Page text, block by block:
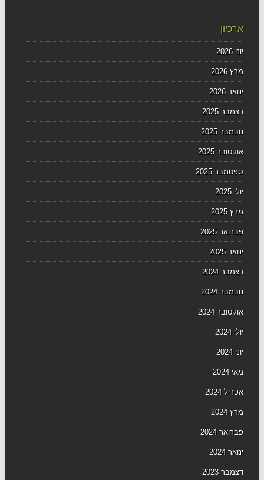
ארכיון
יוני 2026
מרץ 2026
ינואר 2026
דצמבר 2025
נובמבר 2025
אוקטובר 2025
ספטמבר 2025
יולי 2025
מרץ 2025
פברואר 2025
ינואר 2025
דצמבר 2024
נובמבר 2024
אוקטובר 2024
יולי 2024
יוני 2024
מאי 2024
אפריל 2024
מרץ 2024
פברואר 2024
ינואר 2024
דצמבר 2023